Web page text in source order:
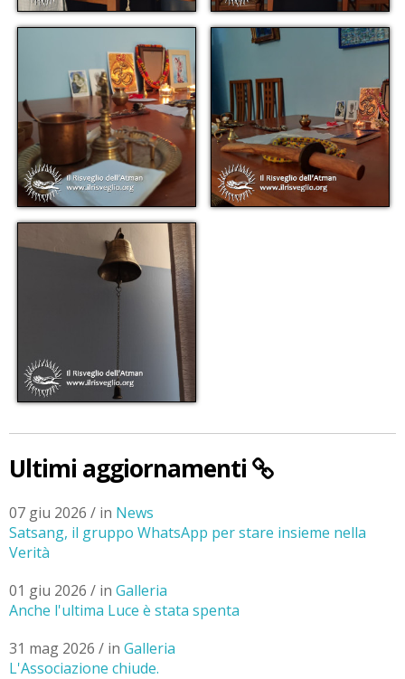
Ultimi aggiornamenti
07 giu 2026 / in News
Satsang, il gruppo WhatsApp per stare insieme nella
Verità
01 giu 2026 / in Galleria
Anche l'ultima Luce è stata spenta
31 mag 2026 / in Galleria
L'Associazione chiude.